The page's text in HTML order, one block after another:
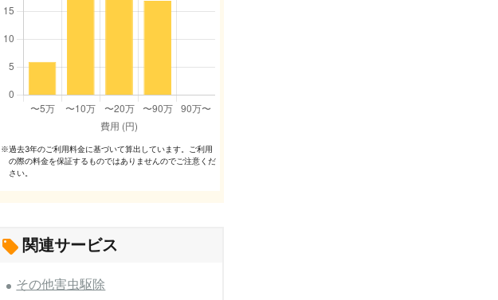
※過去3年のご利⽤料⾦に基づいて算出しています。ご利⽤
の際の料⾦を保証するものではありませんのでご注意くだ
さい。
関連サービス
その他害虫駆除